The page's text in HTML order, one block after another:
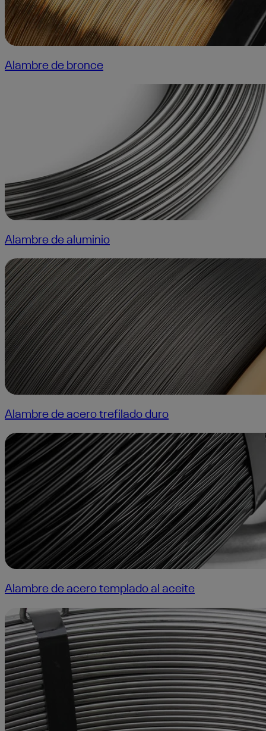
Alambre de bronce
Alambre de aluminio
Alambre de acero trefilado duro
Alambre de acero templado al aceite